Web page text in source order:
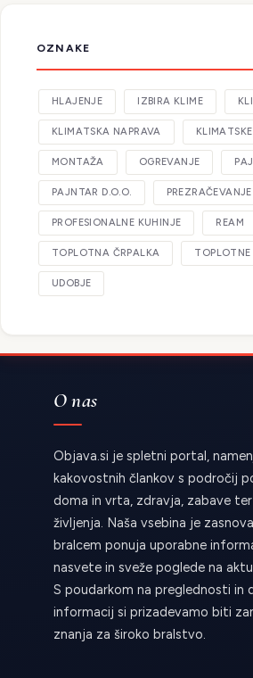
OZNAKE
HLAJENJE IZBIRA KLIME
KLIMATSKA NAPRAVA
MONTAŽA OGREVANJE
PAJNTAR D.O.O. PREZRAČEVANJE
PROFESIONALNE KUHINJE REAM
TOPLOTNA ČRPALKA TOPLOTNE
UDOBJE
O nas
Objava.si je spletni portal,
kakovostnih člankov s področij
doma in vrta, zdravja, zabave
življenja. Naša vsebina je
bralcem ponuja uporabne
nasvete in sveže poglede na
S poudarkom na preglednosti in
informacij si prizadevamo biti
znanja za široko bralstvo.